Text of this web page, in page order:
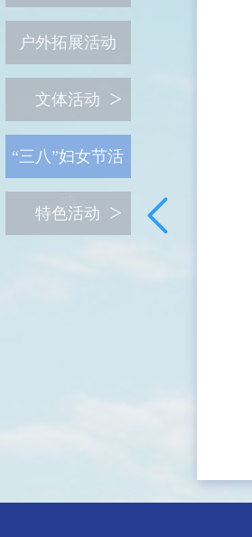
户外拓展活动
文体活动
“三八”妇女节活
特色活动